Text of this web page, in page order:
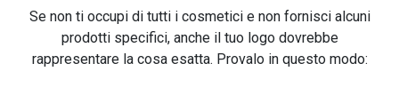
Se non ti occupi di tutti i cosmetici e non fornisci alcuni
prodotti specifici, anche il tuo logo dovrebbe
rappresentare la cosa esatta. Provalo in questo modo: